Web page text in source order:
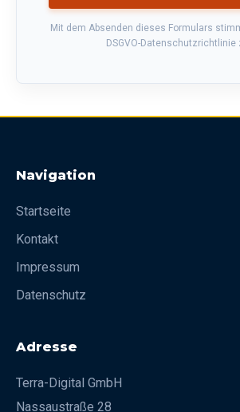
Mit dem Absenden dieses Formulars
DSGVO-Datenschutzrichtlinie
Navigation
Startseite
Kontakt
Impressum
Datenschutz
Adresse
Terra-Digital GmbH
Nassaustraße 28